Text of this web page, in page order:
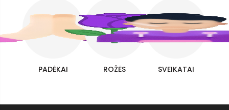
PADĖKAI ROŽĖS SVEIKATAI